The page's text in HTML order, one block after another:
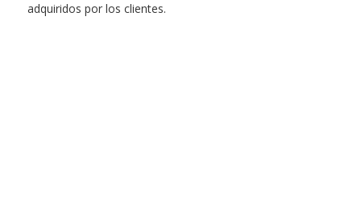
adquiridos por los clientes.